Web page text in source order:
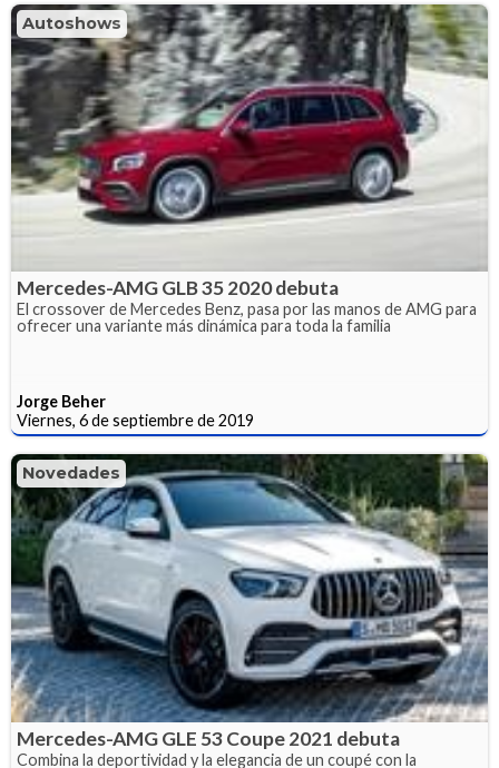
Autoshows
Mercedes-AMG GLB 35 2020 debuta
El crossover de Mercedes Benz, pasa por las manos de AMG para
ofrecer una variante más dinámica para toda la familia
Jorge Beher
Viernes, 6 de septiembre de 2019
Novedades
Mercedes-AMG GLE 53 Coupe 2021 debuta
Combina la deportividad y la elegancia de un coupé con la